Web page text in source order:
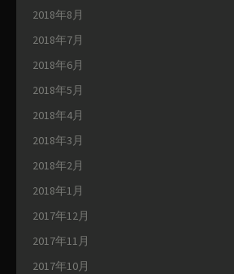
2018年8月
2018年7月
2018年6月
2018年5月
2018年4月
2018年3月
2018年2月
2018年1月
2017年12月
2017年11月
2017年10月